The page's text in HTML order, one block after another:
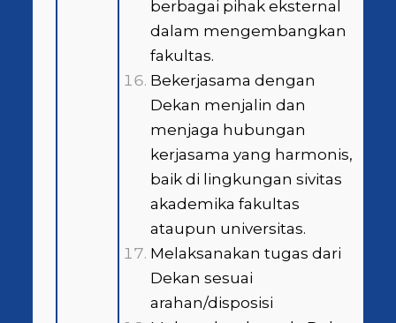
berbagai pihak eksternal
dalam mengembangkan
fakultas.
Bekerjasama dengan
Dekan menjalin dan
menjaga hubungan
kerjasama yang harmonis,
baik di lingkungan sivitas
akademika fakultas
ataupun universitas.
Melaksanakan tugas dari
Dekan sesuai
arahan/disposisi